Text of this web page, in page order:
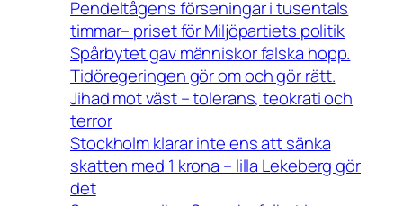
Pendeltågens förseningar i tusentals
timmar– priset för Miljöpartiets politik
Spårbytet gav människor falska hopp.
Tidöregeringen gör om och gör rätt.
Jihad mot väst – tolerans, teokrati och
terror
Stockholm klarar inte ens att sänka
skatten med 1 krona – lilla Lekeberg gör
det